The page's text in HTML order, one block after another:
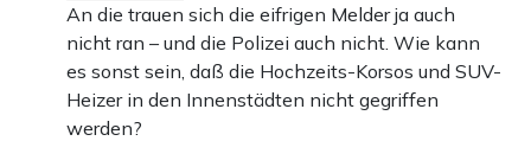
An die trauen sich die eifrigen Melder ja auch
nicht ran – und die Polizei auch nicht. Wie kann
es sonst sein, daß die Hochzeits-Korsos und SUV-
Heizer in den Innenstädten nicht gegriffen
werden?